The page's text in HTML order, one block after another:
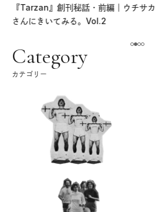
『Tarzan』創刊秘話・前編｜ウチサカ
さんにきいてみる。Vol.2
Category
カテゴリー